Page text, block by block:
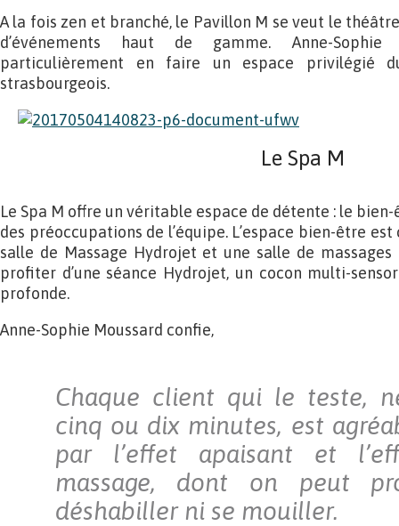
A la fois zen et branché, le Pavillon M se veut le
d’événements haut de gamme. Anne-
particulièrement en faire un espace privilégié
strasbourgeois.
Le Spa M
Le Spa M offre un véritable espace de détente : le
des préoccupations de l’équipe. L’espace bien-être
salle de Massage Hydrojet et une salle de
profiter d’une séance Hydrojet, un cocon multi-
profonde.
Anne-Sophie Moussard confie,
Chaque client qui le teste,
cinq ou dix minutes, est
par l’effet apaisant et
massage, dont on peut
déshabiller ni se mouiller.